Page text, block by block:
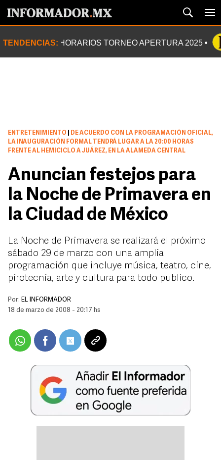
TENDENCIAS: HORARIOS TORNEO APERTURA 2025
ENTRETENIMIENTO
DE ACUERDO CON LA PROGRAMACIÓN OFICIAL,
LA INAUGURACIÓN FORMAL TENDRÁ LUGAR A LA 20:00 HORAS
FRENTE AL HEMICICLO A JUÁREZ, EN LA ALAMEDA CENTRAL
Anuncian festejos para
la Noche de Primavera en
la Ciudad de México
La Noche de Primavera se realizará el próximo
sábado 29 de marzo con una amplia
programación que incluye música, teatro, cine,
pirotecnia, arte y cultura para todo publico.
Por: EL INFORMADOR
18 de marzo de 2008 - 20:17 hs